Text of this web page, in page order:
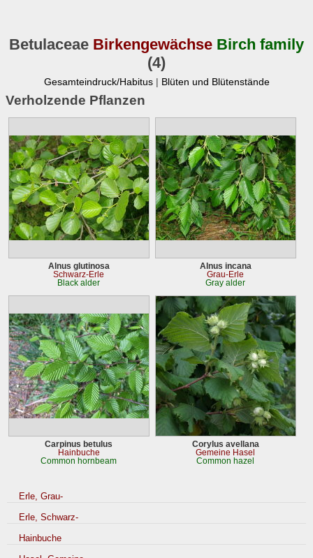
Betulaceae Birkengewächse Birch family
(4)
Gesamteindruck/Habitus| Blüten und Blütenstände
Verholzende Pflanzen
Alnus glutinosa
Schwarz-Erle
Black alder
Alnus incana
Grau-Erle
Gray alder
Carpinus betulus
Hainbuche
Common hornbeam
Corylus avellana
Gemeine Hasel
Common hazel
Erle, Grau-
Erle, Schwarz-
Hainbuche